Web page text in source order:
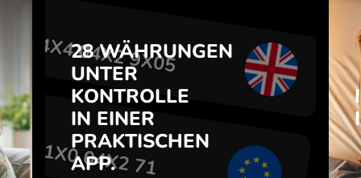
28 WÄHRUNGEN
UNTER
KONTROLLE
IN EINER
PRAKTISCHEN
APP.
KONTROLLE
IN EINER
PRAKTISCHEN
APP.
Kaufen Sie MXN, verkaufen Sie
GBP und umgekehrt mit einem